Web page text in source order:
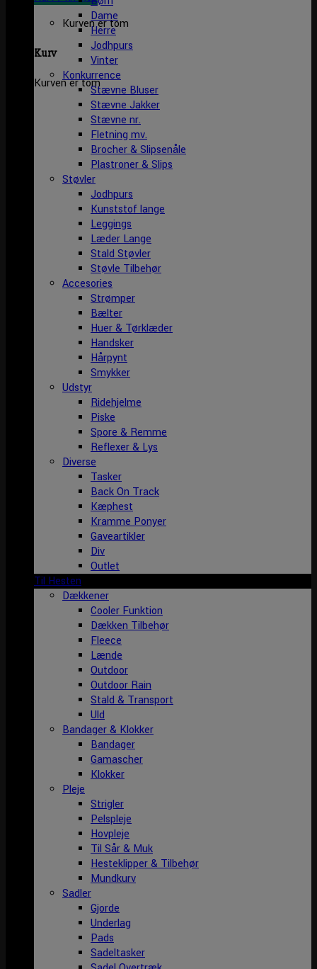
Kurven er tom
Kurv
Kurven er tom
Dame
Herre
Jodhpurs
Vinter
Konkurrence
Stævne Bluser
Stævne Jakker
Stævne nr.
Fletning mv.
Brocher & Slipsenåle
Plastroner & Slips
Støvler
Jodhpurs
Kunststof lange
Leggings
Læder Lange
Stald Støvler
Støvle Tilbehør
Accesories
Strømper
Bælter
Huer & Tørklæder
Handsker
Hårpynt
Smykker
Udstyr
Ridehjelme
Piske
Spore & Remme
Reflexer & Lys
Diverse
Tasker
Back On Track
Kæphest
Kramme Ponyer
Gaveartikler
Div
Outlet
Til Hesten
Dækkener
Cooler Funktion
Dækken Tilbehør
Fleece
Lænde
Outdoor
Outdoor Rain
Stald & Transport
Uld
Bandager & Klokker
Bandager
Gamascher
Klokker
Pleje
Strigler
Pelspleje
Hovpleje
Til Sår & Muk
Hesteklipper & Tilbehør
Mundkurv
Sadler
Gjorde
Underlag
Pads
Sadeltasker